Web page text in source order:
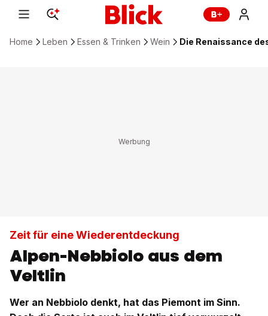
Home Leben Essen & Trinken Wein Die Renaissance
Zeit für eine Wiederentdeckung
Alpen-Nebbiolo aus dem
Veltlin
Wer an Nebbiolo denkt, hat das Piemont im Sinn.